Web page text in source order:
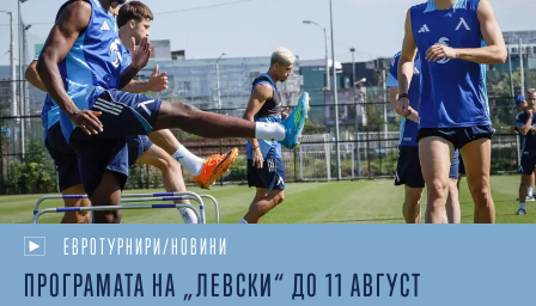
ЕВРОТУРНИРИ/НОВИНИ
ПРОГРАМАТА НА „ЛЕВСКИ“ ДО 11 АВГУСТ